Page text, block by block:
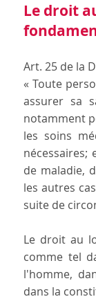
Le droit
Art. 25 de la
« Toute
assurer sa
notamment
les soins
nécessaires;
de maladie,
les autres
suite de
Le droit au
comme tel
l'homme,
dans la